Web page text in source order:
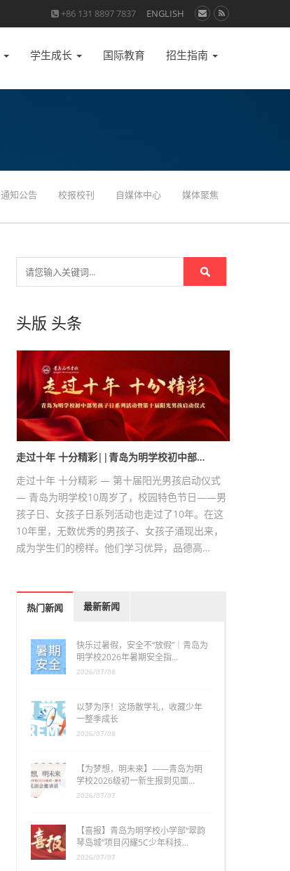
+86 131 8897 7837 ENGLISH
学生成长 国际教育 招生指南
通知公告 校报校刊 自媒体中心 媒体聚焦
头版 头条
走过十年 十分精彩||青岛为明学校初中部…
走过十年 十分精彩 — 第十届阳光男孩启动仪式
— 青岛为明学校10周岁了，校园特色节日——男
孩子日、女孩子日系列活动也走过了10年。在这
10年里，无数优秀的男孩子、女孩子涌现出来，
成为学生们的榜样。他们学习优异，品德高…
热门新闻 最新新闻
快乐过暑假，安全不“放假”｜青岛为
明学校2026年暑期安全指…
2026/07/08
以梦为序！这场散学礼，收藏少年
一整季成长
2026/07/08
【为梦想，明未来】——青岛为明
学校2026级初一新生报到见面…
2026/07/07
【喜报】青岛为明学校小学部“翠韵
琴岛城”项目闪耀5C少年科技…
2026/07/07